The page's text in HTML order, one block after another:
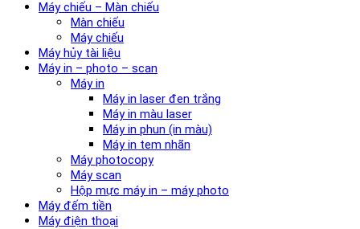
Máy chiếu – Màn chiếu
Màn chiếu
Máy chiếu
Máy hủy tài liệu
Máy in – photo – scan
Máy in
Máy in laser đen trắng
Máy in màu laser
Máy in phun (in màu)
Máy in tem nhãn
Máy photocopy
Máy scan
Hộp mực máy in – máy photo
Máy đếm tiền
Máy điện thoại